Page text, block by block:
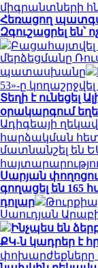
միգրանտների
Հեռացող
Զգուշացրել են՝
Բացահայտվել
մերձեցմանը
պատասխանը
53»-ը
Տեղի է ունեցել
օրակարգում
Ադիգեայի
հարձակման
մատնանշել են
Սարյան
գողացել են 165
դոլար
Սաուդյան
Ինչպես են
ՔԿ-ն կադրեր է
փոխարժեքները